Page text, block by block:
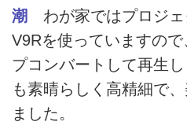
潮 わが家ではプロジェ
V9Rを使っていますの
プコンバートして再生
も素晴らしく高精細で
ました。